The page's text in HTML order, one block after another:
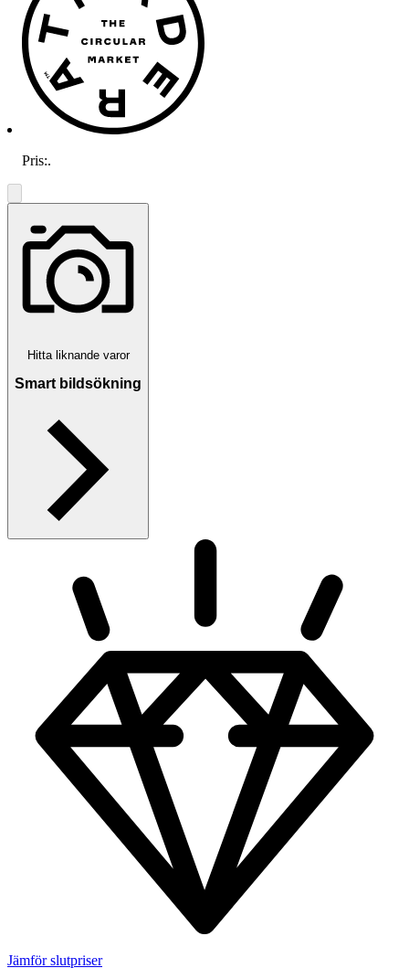
Pris:.
Hitta liknande varor
Smart bildsökning
Jämför slutpriser